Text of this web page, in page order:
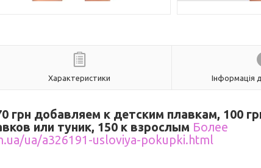
Характеристики Інформація
грн добавляем к детским плавкам, 100
или туник, 150 к взрослым Более
ua/a326191-usloviya-pokupki.html